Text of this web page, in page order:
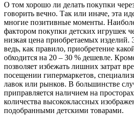
О том хорошо ли делать покупки
говорить вечно. Так или иначе, эта
многие позитивные моменты.
фактором покупки детских игрушек
низкая цена приобретаемых изделий.
ведь, как правило, приобретение
обходится на 20 – 30 % дешевле.
позволяет избежать лишних затрат
посещении гипермаркетов,
лавок или рынков. В большинстве
приправляется наличием на
количества высококлассных
подобранными детскими товарами.